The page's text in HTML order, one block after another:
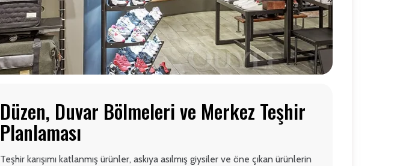
Düzen, Duvar Bölmeleri ve Merkez Teşhir
Planlaması
Teşhir karışımı katlanmış ürünler, askıya asılmış giysiler ve öne çıkan ürünlerin